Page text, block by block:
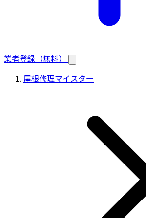
業者登録（無料）
屋根修理マイスター